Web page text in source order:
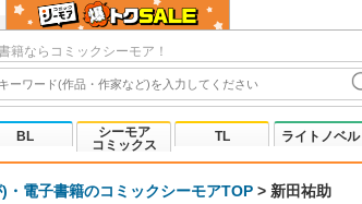
籍ならコミックシーモア！
BL
シーモア
コミックス
TL ライトノベル
・電子書籍のコミックシーモアTOP > 新田祐助